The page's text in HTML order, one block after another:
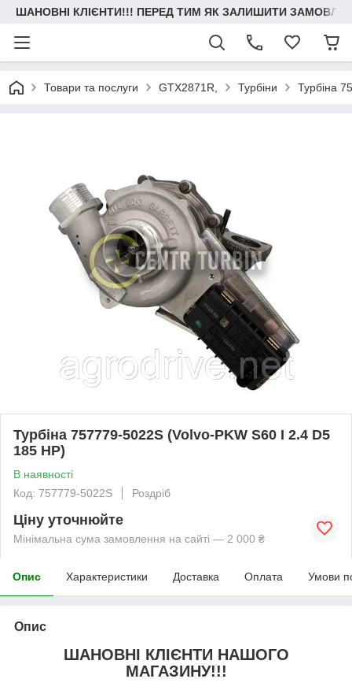
ШАНОВНІ КЛІЄНТИ!!! ПЕРЕД ТИМ ЯК ЗАЛИШИТИ
Товари та послуги GTX2871R, Турбіни Турбіна
Турбіна 757779-5022S (Volvo-PKW S60 I 2.4 D5
185 HP)
В наявності
Код: 757779-5022S
Роздріб
Ціну уточнюйте
Мінімальна сума замовлення на сайті — 2 000 ₴
Опис Характеристики Доставка Оплата Умови
Опис
ШАНОВНІ КЛІЄНТИ НАШОГО
МАГАЗИНУ!!!